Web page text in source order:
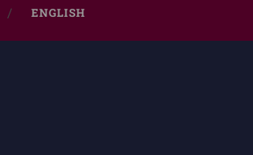
ENGLISH